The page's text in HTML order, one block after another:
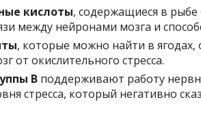
кислоты, содержащиеся в рыбе
между нейронами мозга и
, которые можно найти в ягодах,
от окислительного стресса.
B поддерживают работу
стресса, который негативно